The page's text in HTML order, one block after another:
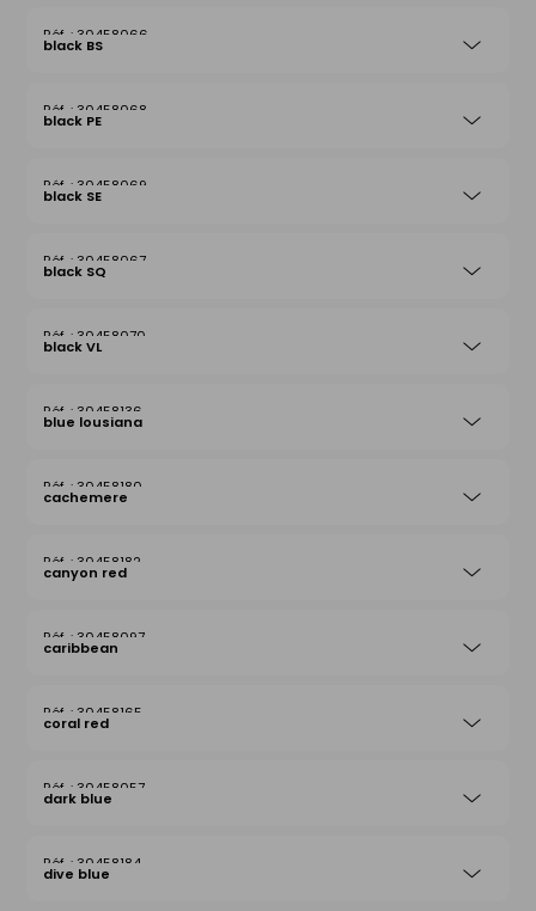
30458066
black BS
30458068
black PE
30458069
black SE
30458067
black SQ
30458070
black VL
30458136
blue lousiana
30458180
cachemere
30458182
canyon red
30458097
caribbean
30458165
coral red
30458057
dark blue
30458184
dive blue